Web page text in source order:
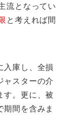
流となってい
と考えれば間
庫し、全損
ャスターの介
す。更に、被
間を含みま